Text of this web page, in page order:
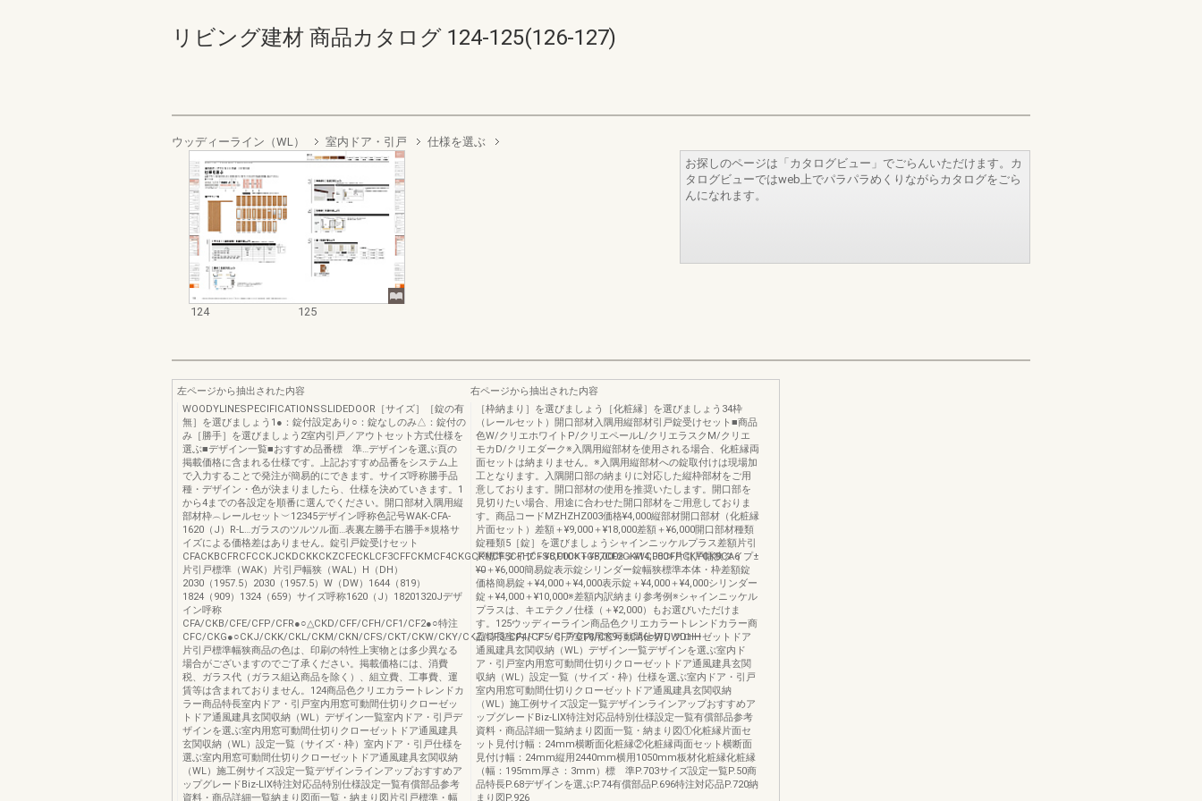
リビング建材 商品カタログ 124-125(126-127)
ウッディーライン（WL） 室内ドア・引戸 仕様を選ぶ
124 125
お探しのページは「カタログビュー」でごらんいただけます。カ
タログビューではweb上でパラパラめくりながらカタログをごら
んになれます。
左ページから抽出された内容
WOODYLINESPECIFICATIONSSLIDEDOOR［サイズ］［錠の有
無］を選びましょう1●：錠付設定あり○：錠なしのみ△：錠付の
み［勝手］を選びましょう2室内引戸／アウトセット方式仕様を
選ぶ■デザイン一覧■おすすめ品番標 準…デザインを選ぶ頁の
掲載価格に含まれる仕様です。上記おすすめ品番をシステム上
で入力することで発注が簡易的にできます。サイズ呼称勝手品
種・デザイン・色が決まりましたら、仕様を決めていきます。1
から4までの各設定を順番に選んでください。開口部材入隅用縦
部材枠︵レールセット︶12345デザイン呼称色記号WAK-CFA-
1620（J）R-L…ガラスのツルツル面…表裏左勝手右勝手※規格サ
イズによる価格差はありません。錠引戸錠受けセット
CFACKBCFRCFCCKJCKDCKKCKZCFECKLCF3CFFCKMCF4CKGCKNCF5CFHCFSCF1CKTCF7CF2CKWCF8CFPCKYCK9CA6
片引戸標準（WAK）片引戸幅狭（WAL）H（DH）
2030（1957.5）2030（1957.5）W（DW）1644（819）
1824（909）1324（659）サイズ呼称1620（J）18201320Jデザ
イン呼称
CFA/CKB/CFE/CFP/CFR●○△CKD/CFF/CFH/CF1/CF2●○特注
CFC/CKG●○CKJ/CKK/CKL/CKM/CKN/CFS/CKT/CKW/CKY/CKZ/CF3/CF4/CF5/CF7/CF8/CK9○○CA6○WDWDHH
片引戸標準幅狭商品の色は、印刷の特性上実物とは多少異なる
場合がございますのでご了承ください。掲載価格には、消費
税、ガラス代（ガラス組込商品を除く）、組立費、工事費、運
賃等は含まれておりません。124商品色クリエカラートレンドカ
ラー商品特長室内ドア・引戸室内用窓可動間仕切りクローゼッ
トドア通風建具玄関収納（WL）デザイン一覧室内ドア・引戸デ
ザインを選ぶ室内用窓可動間仕切りクローゼットドア通風建具
玄関収納（WL）設定一覧（サイズ・枠）室内ドア・引戸仕様を
選ぶ室内用窓可動間仕切りクローゼットドア通風建具玄関収納
（WL）施工例サイズ設定一覧デザインラインアップおすすめア
ップグレードBiz-LIX特注対応品特別仕様設定一覧有償部品参考
資料・商品詳細一覧納まり図面一覧・納まり図片引戸標準・幅
右ページから抽出された内容
［枠納まり］を選びましょう［化粧縁］を選びましょう34枠
（レールセット）開口部材入隅用縦部材引戸錠受けセット■商品
色W/クリエホワイトP/クリエペールL/クリエラスクM/クリエ
モカD/クリエダーク※入隅用縦部材を使用される場合、化粧縁両
面セットは納まりません。※入隅用縦部材への錠取付けは現場加
工となります。入隅開口部の納まりに対応した縦枠部材をご用
意しております。開口部材の使用を推奨いたします。開口部を
見切りたい場合、用途に合わせた開口部材をご用意しておりま
す。商品コードMZHZHZ003価格¥4,000縦部材開口部材（化粧縁
片面セット）差額＋¥9,000＋¥18,000差額＋¥6,000開口部材種類
錠種類5［錠］を選びましょうシャインニッケルプラス差額片引
戸標準タイプ＋¥8,000※＋¥8,000※＋¥14,000※片引戸幅狭タイプ±
¥0̶＋¥6,000簡易錠表示錠シリンダー錠幅狭標準本体・枠差額錠
価格簡易錠＋¥4,000＋¥4,000表示錠＋¥4,000＋¥4,000シリンダー
錠＋¥4,000＋¥10,000※差額内訳納まり参考例※シャインニッケル
プラスは、キエテクノ仕様（＋¥2,000）もお選びいただけま
す。125ウッディーライン商品色クリエカラートレンドカラー商
品特長室内ドア・引戸室内用窓可動間仕切りクローゼットドア
通風建具玄関収納（WL）デザイン一覧デザインを選ぶ室内ド
ア・引戸室内用窓可動間仕切りクローゼットドア通風建具玄関
収納（WL）設定一覧（サイズ・枠）仕様を選ぶ室内ドア・引戸
室内用窓可動間仕切りクローゼットドア通風建具玄関収納
（WL）施工例サイズ設定一覧デザインラインアップおすすめア
ップグレードBiz-LIX特注対応品特別仕様設定一覧有償部品参考
資料・商品詳細一覧納まり図面一覧・納まり図①化粧縁片面セ
ット見付け幅：24mm横断面化粧縁②化粧縁両面セット横断面
見付け幅：24mm縦用2440mm横用1050mm板材化粧縁化粧縁
（幅：195mm厚さ：3mm）標 準P.703サイズ設定一覧P.50商
品特長P.68デザインを選ぶP.74有償部品P.696特注対応品P.720納
まり図P.926